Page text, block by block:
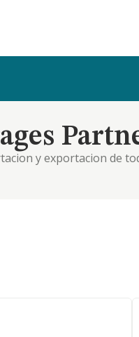
y exportacion de
y no alcoholicas en